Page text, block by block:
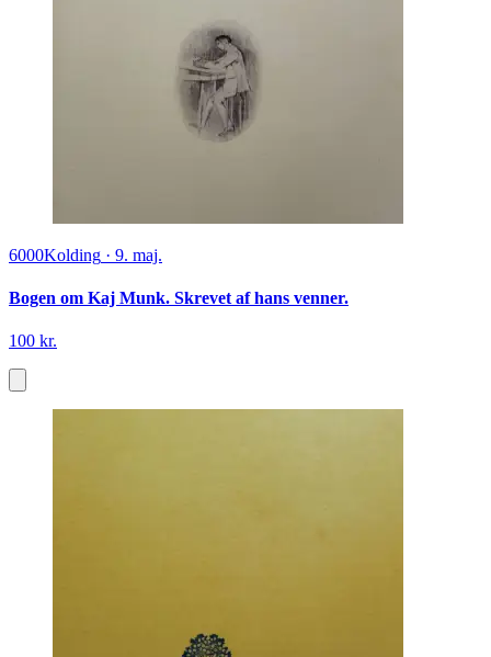
6000Kolding · 9. maj.
Bogen om Kaj Munk. Skrevet af hans venner.
100 kr.